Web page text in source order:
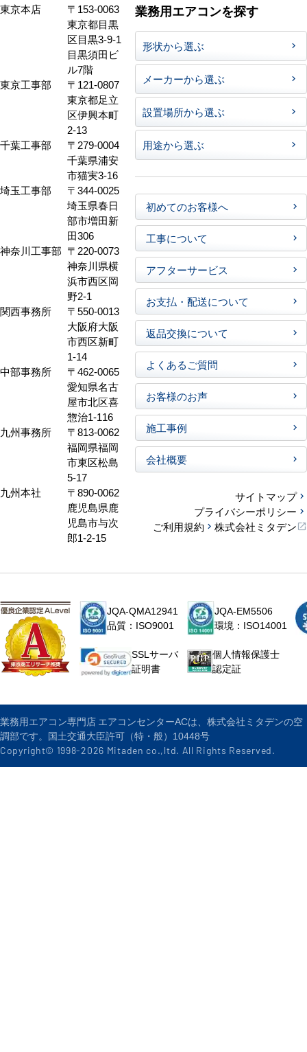
東京本店
〒153-0063
東京都目黒
区目黒3-9-1
目黒須田ビ
ル7階
東京工事部
〒121-0807
東京都足立
区伊興本町
2-13
千葉工事部
〒279-0004
千葉県浦安
市猫実3-16
埼玉工事部
〒344-0025
埼玉県春日
部市増田新
田306
神奈川工事部 〒220-0073
神奈川県横
浜市西区岡
野2-1
関西事務所
〒550-0013
大阪府大阪
市西区新町
1-14
中部事務所
〒462-0065
愛知県名古
屋市北区喜
惣治1-116
九州事務所
〒813-0062
福岡県福岡
市東区松島
5-17
九州本社
〒890-0062
鹿児島県鹿
児島市与次
郎1-2-15
業務用エアコンを探す
形状から選ぶ
メーカーから選ぶ
設置場所から選ぶ
用途から選ぶ
初めてのお客様へ
工事について
アフターサービス
お支払・配送について
返品交換について
よくあるご質問
お客様のお声
施工事例
会社概要
サイトマップ
プライバシーポリシー
ご利用規約
株式会社ミタデン
JQA-QMA12941
品質：ISO9001
JQA-EM5506
環境：ISO14001
SSLサーバ
証明書
個人情報保護士
認定証
業務用エアコン専門店 エアコンセンターACは、株式会社ミタデンの空
調部です。国土交通大臣許可（特・般）10448号
Copyright© 1998-2026 Mitaden co.,ltd. All Rights Reserved.